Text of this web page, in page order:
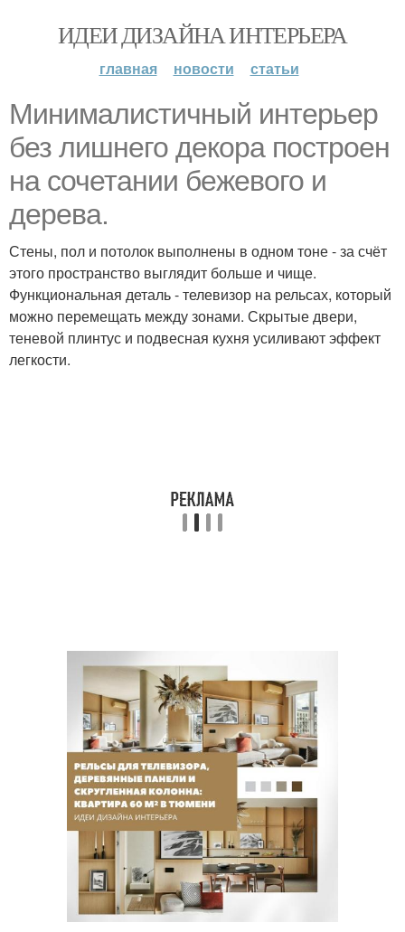
ИДЕИ ДИЗАЙНА ИНТЕРЬЕРА
главная новости статьи
Минималистичный интерьер
без лишнего декора построен
на сочетании бежевого и
дерева.
Стены, пол и потолок выполнены в одном тоне - за счёт
этого пространство выглядит больше и чище.
Функциональная деталь - телевизор на рельсах, который
можно перемещать между зонами. Скрытые двери,
теневой плинтус и подвесная кухня усиливают эффект
легкости.